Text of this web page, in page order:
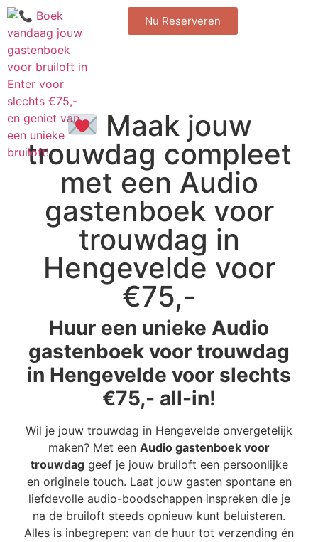
Nu Reserveren
Maak jouw
trouwdag compleet
met een Audio
gastenboek voor
trouwdag in
Hengevelde voor
€75,-
Huur een unieke Audio
gastenboek voor trouwdag
in Hengevelde voor slechts
€75,- all-in!
Wil je jouw trouwdag in Hengevelde onvergetelijk
maken? Met een Audio gastenboek voor
trouwdaggeef je jouw bruiloft een persoonlijke
en originele touch. Laat jouw gasten spontane en
liefdevolle audio-boodschappen inspreken die je
na de bruiloft steeds opnieuw kunt beluisteren.
Alles is inbegrepen: van de huur tot verzending én